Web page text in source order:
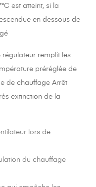
est atteint, si la
en dessous de
remplit les
préréglée de
de chauffage Arrêt
extinction de la
lors de
du chauffage